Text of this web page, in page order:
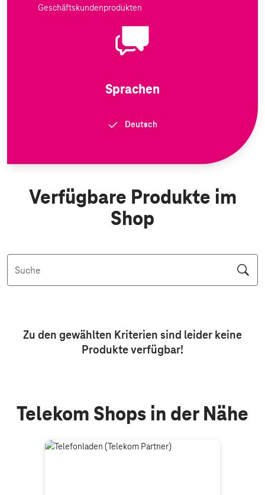
Geschäftskundenprodukten
Sprachen
Deutsch
Verfügbare Produkte im
Shop
Suche
Zu den gewählten Kriterien sind leider keine
Produkteverfügbar!
Telekom Shops in der Nähe